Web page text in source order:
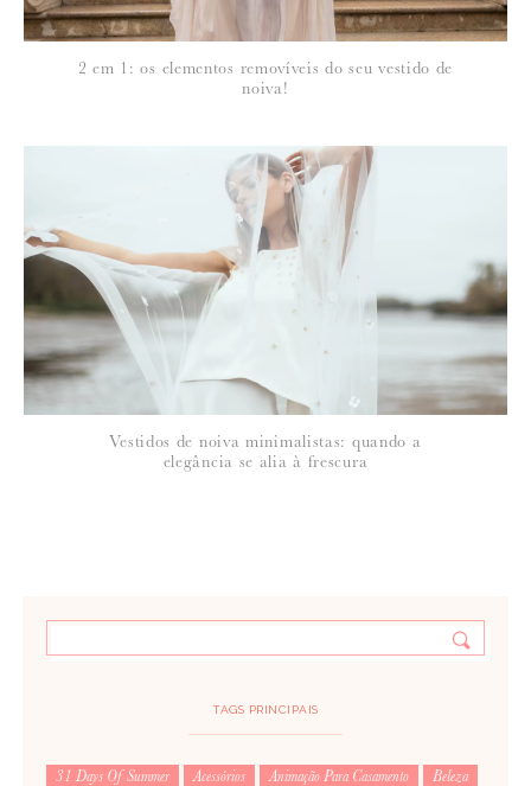
2 em 1: os elementos removíveis do seu vestido de
noiva!
Vestidos de noiva minimalistas: quando a
elegância se alia à frescura
TAGS PRINCIPAIS
31 Days Of Summer Acessórios Animação Para Casamento
Beleza